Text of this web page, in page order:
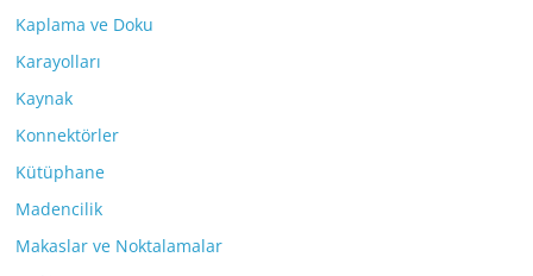
Kaplama ve Doku
Karayolları
Kaynak
Konnektörler
Kütüphane
Madencilik
Makaslar ve Noktalamalar